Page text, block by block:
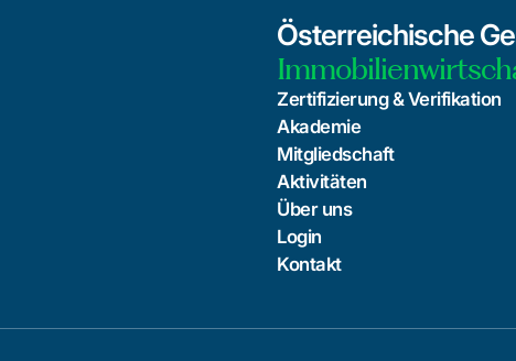
Österreichische
Zertifizierung & Verifikation
Akademie
Mitgliedschaft
Aktivitäten
Über uns
Login
Kontakt